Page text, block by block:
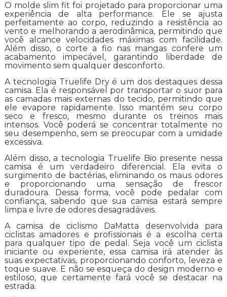
O molde slim fit foi projetado para proporcionar uma
experiência de alta performance. Ele se ajusta
perfeitamente ao corpo, reduzindo a resistência ao
vento e melhorando a aerodinâmica, permitindo que
você alcance velocidades máximas com facilidade.
Além disso, o corte a fio nas mangas confere um
acabamento impecável, garantindo liberdade de
movimento sem qualquer desconforto.
A tecnologia Truelife Dry é um dos destaques dessa
camisa. Ela é responsável por transportar o suor para
as camadas mais externas do tecido, permitindo que
ele evapore rapidamente. Isso mantém seu corpo
seco e fresco, mesmo durante os treinos mais
intensos. Você poderá se concentrar totalmente no
seu desempenho, sem se preocupar com a umidade
excessiva.
Além disso, a tecnologia Truelife Bio presente nessa
camisa é um verdadeiro diferencial. Ela evita o
surgimento de bactérias, eliminando os maus odores
e proporcionando uma sensação de frescor
duradoura. Dessa forma, você pode pedalar com
confiança, sabendo que sua camisa estará sempre
limpa e livre de odores desagradáveis.
A camisa de ciclismo DaMatta desenvolvida para
ciclistas amadores e profissionais é a escolha certa
para qualquer tipo de pedal. Seja você um ciclista
iniciante ou experiente, essa camisa irá atender às
suas expectativas, proporcionando conforto, leveza e
toque suave. E não se esqueça do design moderno e
estiloso, que certamente fará você se destacar na
estrada.